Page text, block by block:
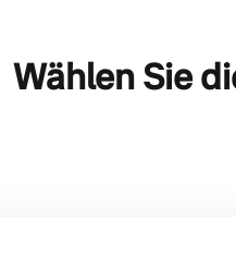
Wählen Sie